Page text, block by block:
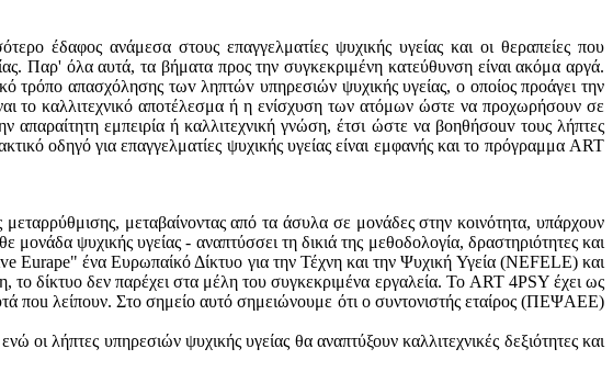
έδαφος ανάμεσα στους επαγγελματίες ψυχικής υγείας και οι θεραπείες που
Παρ' όλα αυτά, τα βήματα προς την συγκεκριμένη κατεύθυνση είναι ακόμα αργά.
τρόπο απασχόλησης τωv ληπτώv υπηρεσιών ψυχικής υγείας, ο οποίος προάγει την
το καλλιτεχνικό αποτέλεσμα ή η ενίσχυση των ατόμων ώστε να προχωρήσουν σε
απαραίτητη εμπειρία ή καλλιτεχνική γνώση, έτσι ώστε να βοηθήσοuv τους λήπτες
οδηγό για επαγγελματίες ψυχικής υγείας είναι εμφανής και το πρόγραμμα ART
μεταβαίνοντας από τα άσυλα σε μονάδες στην κοινότητα, υπάρχουν
ψυχικής υγείας - αναπτύσσει τη δικιά της μεθοδολογία, δραστηριότητες και
Eurape" ένα Ευρωπαίκό Δίκτυο για την Τέχνη και την Ψυχική Υγεία (NEFELE) και
δίκτυο δεν παρέχει στα μέλη του συγκεκριμένα εργαλεία. Το ART 4PSY έχει ως
ποu λείπουν. Στο σημείο αυτό σημειώνουμε ότι ο συντονιστής εταίρος (ΠΕΨΑΕΕ)
λήπτες υπηρεσιών ψυχικής υγείας θα αναπτύξουν καλλιτεχνικές δεξιότητες και